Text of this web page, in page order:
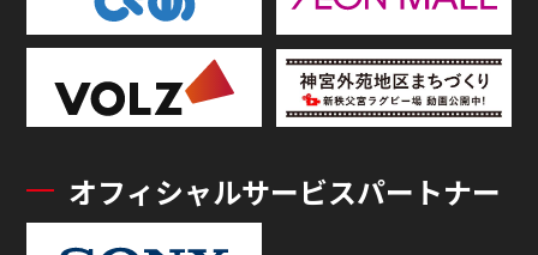
オフィシャルサービスパートナー